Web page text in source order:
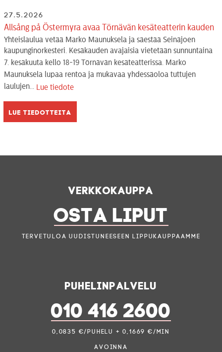
27.5.2026
Allsång på Östermyra avaa Törnävän kesäteatterin kauden
Yhteislaulua vetää Marko Maunuksela ja säestää Seinäjoen
kaupunginorkesteri. Kesäkauden avajaisia vietetään sunnuntaina
7. kesäkuuta kello 18-19 Törnävän kesäteatterissa. Marko
Maunuksela lupaa rentoa ja mukavaa yhdessäoloa tuttujen
laulujen...
Lue tiedote
Lue tiedotteita
Verkkokauppa
OSTA LIPUT
Tervetuloa uudistuneeseen lippukauppaamme
Puhelinpalvelu
010 416 2600
0,0835 €/puhelu + 0,1669 €/min
Avoinna